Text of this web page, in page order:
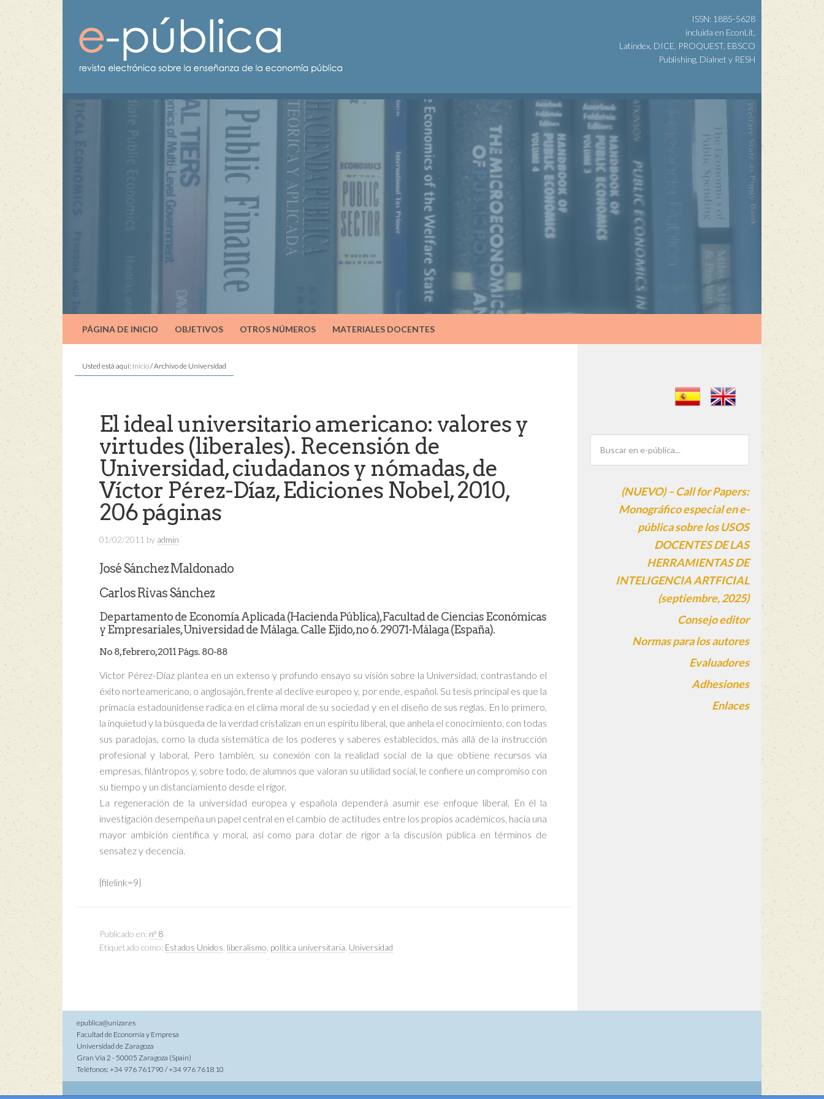
ISSN: 1885-5628
incluida en EconLit,
Latindex, DICE, PROQUEST, EBSCO
Publishing, Dialnet y RESH
PÁGINA DE INICIO OBJETIVOS OTROS NÚMEROS MATERIALES DOCENTES
Usted está aquí: Inicio/Archivo de Universidad
El ideal universitario americano: valores y
virtudes (liberales). Recensión de
Universidad, ciudadanos y nómadas, de
Víctor Pérez-Díaz, Ediciones Nobel, 2010,
206 páginas
01/02/2011 by admin
José Sánchez Maldonado
Carlos Rivas Sánchez
Departamento de Economía Aplicada (Hacienda Pública), Facultad de Ciencias Económicas
y Empresariales, Universidad de Málaga. Calle Ejido, no 6. 29071-Málaga (España).
No 8, febrero, 2011 Págs. 80-88
Víctor Pérez-Díaz plantea en un extenso y profundo ensayo su visión sobre la Universidad, contrastando el
éxito norteamericano, o anglosajón, frente al declive europeo y, por ende, español. Su tesis principal es que la
primacía estadounidense radica en el clima moral de su sociedad y en el diseño de sus reglas. En lo primero,
la inquietud y la búsqueda de la verdad cristalizan en un espíritu liberal, que anhela el conocimiento, con todas
sus paradojas, como la duda sistemática de los poderes y saberes establecidos, más allá de la instrucción
profesional y laboral. Pero también, su conexión con la realidad social de la que obtiene recursos vía
empresas, filántropos y, sobre todo, de alumnos que valoran su utilidad social, le confiere un compromiso con
su tiempo y un distanciamiento desde el rigor.
La regeneración de la universidad europea y española dependerá asumir ese enfoque liberal. En él la
investigación desempeña un papel central en el cambio de actitudes entre los propios académicos, hacia una
mayor ambición científica y moral, así como para dotar de rigor a la discusión pública en términos de
sensatez y decencia.
{filelink=9}
Publicado en: nº 8
Etiquetado como: Estados Unidos liberalismo política universitaria Universidad
(NUEVO) – Call for Papers:
Monográfico especial en e-
pública sobre los USOS
DOCENTES DE LAS
HERRAMIENTAS DE
INTELIGENCIA ARTFICIAL
(septiembre, 2025)
Consejo editor
Normas para los autores
Evaluadores
Adhesiones
Enlaces
epublica@unizar.es
Facultad de Economía y Empresa
Universidad de Zaragoza
Gran Vía 2 - 50005 Zaragoza (Spain)
Teléfonos: +34 976 761790 / +34 976 7618 10